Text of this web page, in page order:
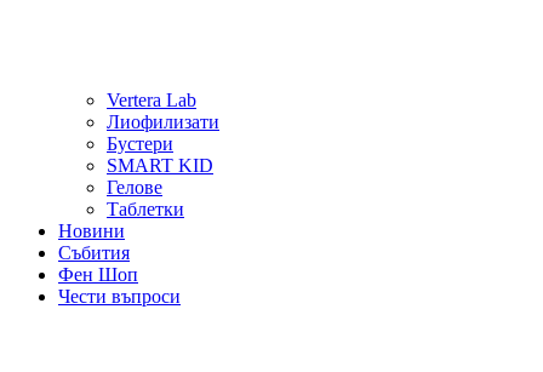
Vertera Lab
Лиофилизати
Бустери
SMART KID
Гелове
Таблетки
Новини
Събития
Фен Шоп
Чести въпроси